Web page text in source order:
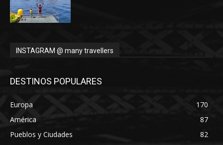
INSTAGRAM @ many travellers
DESTINOS POPULARES
Europa
170
América
87
Pueblos y Ciudades
82